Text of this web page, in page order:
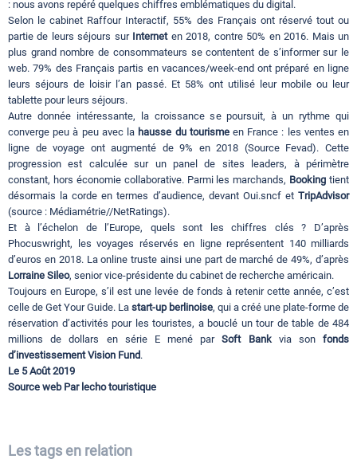
: nous avons repéré quelques chiffres emblématiques du digital.
Selon le cabinet Raffour Interactif, 55% des Français ont réservé tout ou
partie de leurs séjours sur Interneten 2018, contre 50% en 2016. Mais un
plus grand nombre de consommateurs se contentent de s’informer sur le
web. 79% des Français partis en vacances/week-end ont préparé en ligne
leurs séjours de loisir l’an passé. Et 58% ont utilisé leur mobile ou leur
tablette pour leurs séjours.
Autre donnée intéressante, la croissance se poursuit, à un rythme qui
converge peu à peu avec la hausse du tourismeen France : les ventes en
ligne de voyage ont augmenté de 9% en 2018 (Source Fevad). Cette
progression est calculée sur un panel de sites leaders, à périmètre
constant, hors économie collaborative. Parmi les marchands, Booking tient
désormais la corde en termes d’audience, devant Oui.sncf et TripAdvisor
(source : Médiamétrie//NetRatings).
Et à l’échelon de l’Europe, quels sont les chiffres clés ? D’après
Phocuswright, les voyages réservés en ligne représentent 140 milliards
d’euros en 2018. La online truste ainsi une part de marché de 49%, d’après
Lorraine Sileo, senior vice-présidente du cabinet de recherche américain.
Toujours en Europe, s’il est une levée de fonds à retenir cette année, c’est
celle de Get Your Guide. La start-up berlinoise, qui a créé une plate-forme de
réservation d’activités pour les touristes, a bouclé un tour de table de 484
millions de dollars en série E mené parSoft Bankvia sonfonds
d’investissement Vision Fund.
Le 5 Août 2019
Source web Par lecho touristique
Les tags en relation